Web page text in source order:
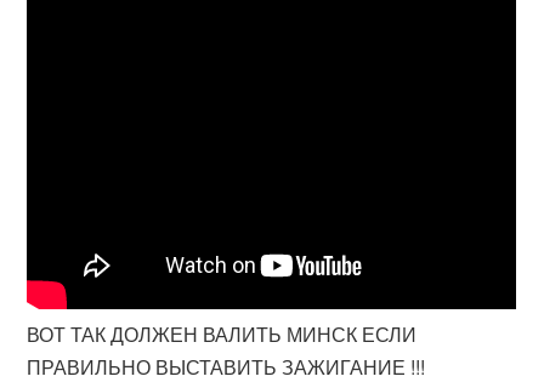
ВОТ ТАК ДОЛЖЕН ВАЛИТЬ МИНСК ЕСЛИ
ПРАВИЛЬНО ВЫСТАВИТЬ ЗАЖИГАНИЕ !!!